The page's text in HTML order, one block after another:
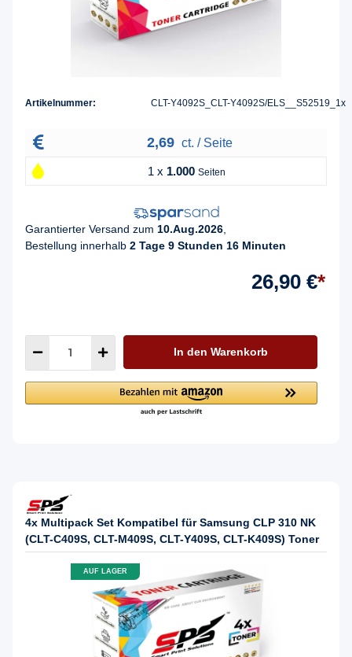
Artikelnummer: CLT-Y4092S_CLT-Y4092S/ELS__S52519_1x
2,69 ct. / Seite
1 x 1.000 Seiten
Garantierter Versand zum 10.Aug.2026
Bestellung innerhalb 2 Tage 9 Stunden 16 Minuten
26,90 €*
In den Warenkorb
4x Multipack Set Kompatibel für Samsung CLP 310 NK
(CLT-C409S, CLT-M409S, CLT-Y409S, CLT-K409S) Toner
AUF LAGER